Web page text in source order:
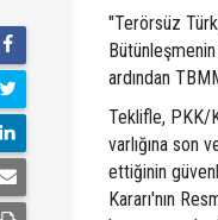
"Terörsüz
ardından
Teklifle, PKK/
varlığına son
ettiğinin
Kararı'nın